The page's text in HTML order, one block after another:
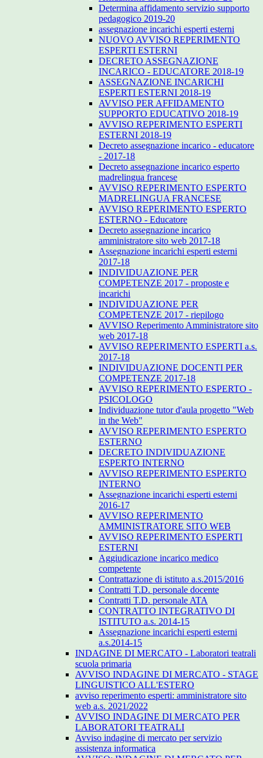
Determina affidamento servizio supporto
pedagogico 2019-20
assegnazione incarichi esperti esterni
NUOVO AVVISO REPERIMENTO
ESPERTI ESTERNI
DECRETO ASSEGNAZIONE
INCARICO - EDUCATORE 2018-19
ASSEGNAZIONE INCARICHI
ESPERTI ESTERNI 2018-19
AVVISO PER AFFIDAMENTO
SUPPORTO EDUCATIVO 2018-19
AVVISO REPERIMENTO ESPERTI
ESTERNI 2018-19
Decreto assegnazione incarico - educatore
- 2017-18
Decreto assegnazione incarico esperto
madrelingua francese
AVVISO REPERIMENTO ESPERTO
MADRELINGUA FRANCESE
AVVISO REPERIMENTO ESPERTO
ESTERNO - Educatore
Decreto assegnazione incarico
amministratore sito web 2017-18
Assegnazione incarichi esperti esterni
2017-18
INDIVIDUAZIONE PER
COMPETENZE 2017 - proposte e
incarichi
INDIVIDUAZIONE PER
COMPETENZE 2017 - riepilogo
AVVISO Reperimento Amministratore sito
web 2017-18
AVVISO REPERIMENTO ESPERTI a.s.
2017-18
INDIVIDUAZIONE DOCENTI PER
COMPETENZE 2017-18
AVVISO REPERIMENTO ESPERTO -
PSICOLOGO
Individuazione tutor d'aula progetto "Web
in the Web"
AVVISO REPERIMENTO ESPERTO
ESTERNO
DECRETO INDIVIDUAZIONE
ESPERTO INTERNO
AVVISO REPERIMENTO ESPERTO
INTERNO
Assegnazione incarichi esperti esterni
2016-17
AVVISO REPERIMENTO
AMMINISTRATORE SITO WEB
AVVISO REPERIMENTO ESPERTI
ESTERNI
Aggiudicazione incarico medico
competente
Contrattazione di istituto a.s.2015/2016
Contratti T.D. personale docente
Contratti T.D. personale ATA
CONTRATTO INTEGRATIVO DI
ISTITUTO a.s. 2014-15
Assegnazione incarichi esperti esterni
a.s.2014-15
INDAGINE DI MERCATO - Laboratori teatrali
scuola primaria
AVVISO INDAGINE DI MERCATO - STAGE
LINGUISTICO ALL'ESTERO
avviso reperimento esperti: amministratore sito
web a.s. 2021/2022
AVVISO INDAGINE DI MERCATO PER
LABORATORI TEATRALI
Avviso indagine di mercato per servizio
assistenza informatica